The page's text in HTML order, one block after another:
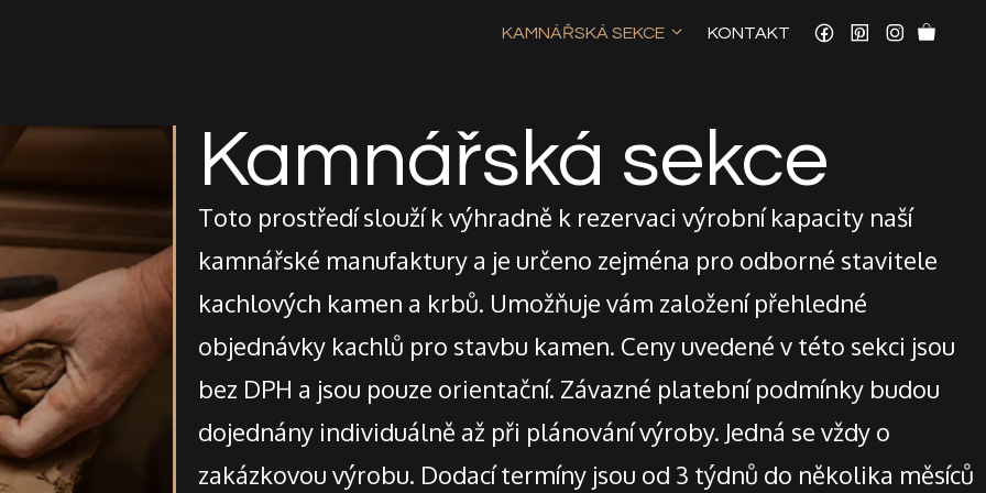
KAMNÁŘSKÁ SEKCE KONTAKT
Kamnářská sekce
Toto prostředí slouží k výhradně k rezervaci výrobní kapacity naší
kamnářské manufaktury a je určeno zejména pro odborné stavitele
kachlových kamen a krbů. Umožňuje vám založení přehledné
objednávky kachlů pro stavbu kamen. Ceny uvedené v této sekci jsou
bez DPH a jsou pouze orientační. Závazné platební podmínky budou
dojednány individuálně až při plánování výroby. Jedná se vždy o
zakázkovou výrobu. Dodací termíny jsou od 3 týdnů do několika měsíců